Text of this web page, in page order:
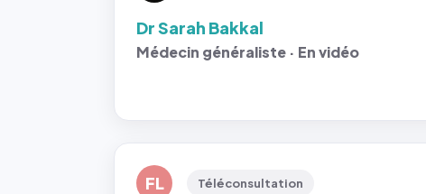
Dr Sarah Bakkal
Médecin généraliste · En vidéo
FL Téléconsultation